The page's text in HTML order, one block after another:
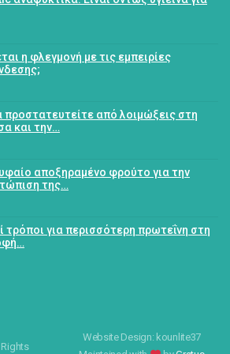
η φλεγμονή με τις εμπειρίες
προστατευτείτε από λοιμώξεις στη
και την…
αποξηραμένο φρούτο για την
της…
τρόποι για περισσότερη πρωτεΐνη στη
Website Design: kounlite37